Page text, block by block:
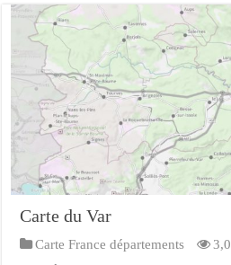
Carte du Var
Carte France départements